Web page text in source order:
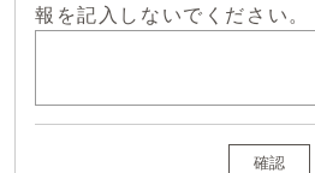
報を記入しないでください。
確認